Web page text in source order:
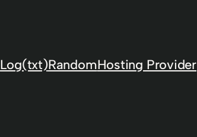
Log(txt)RandomHosting Provider